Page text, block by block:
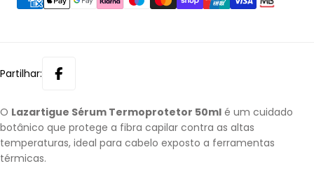
pagamento
Partilhar:
O Lazartigue Sérum Termoprotetor 50ml é um cuidado
botânico que protege a fibra capilar contra as altas
temperaturas, ideal para cabelo exposto a ferramentas
térmicas.